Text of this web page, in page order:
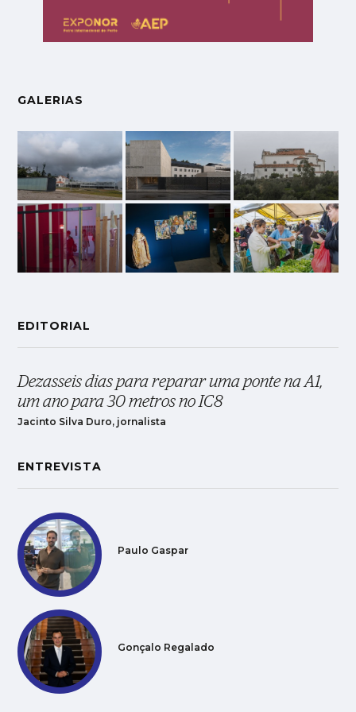
GALERIAS
EDITORIAL
Dezasseis dias para reparar uma ponte na A1,
um ano para 30 metros no IC8
Jacinto Silva Duro, jornalista
ENTREVISTA
Paulo Gaspar
Gonçalo Regalado